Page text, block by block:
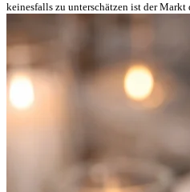
keinesfalls zu unterschätzen ist der Markt